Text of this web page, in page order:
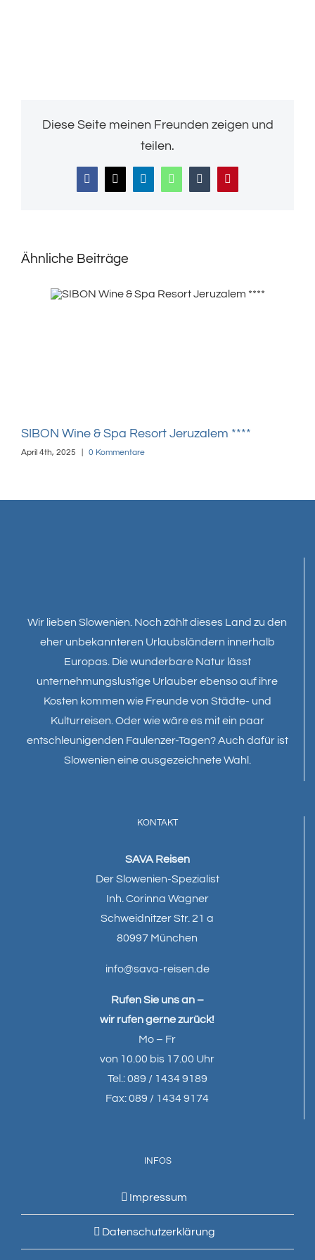
Diese Seite meinen Freunden zeigen und
teilen.
Facebook
X LinkedInWhatsAppTumblrPinterest
Ähnliche Beiträge
SIBON Wine & Spa Resort Jeruzalem ****
April 4th, 2025 0 Kommentare
Wir lieben Slowenien. Noch zählt dieses Land zu den
eher unbekannteren Urlaubsländern innerhalb
Europas. Die wunderbare Natur lässt
unternehmungslustige Urlauber ebenso auf ihre
Kosten kommen wie Freunde von Städte- und
Kulturreisen. Oder wie wäre es mit ein paar
entschleunigenden Faulenzer-Tagen? Auch dafür ist
Slowenien eine ausgezeichnete Wahl.
KONTAKT
SAVA Reisen
Der Slowenien-Spezialist
Inh. Corinna Wagner
Schweidnitzer Str. 21 a
80997 München
info@sava-reisen.de
Rufen Sie uns an –
wir rufen gerne zurück!
Mo – Fr
von 10.00 bis 17.00 Uhr
Tel.: 089 / 1434 9189
Fax: 089 / 1434 9174
INFOS
Impressum
Datenschutzerklärung